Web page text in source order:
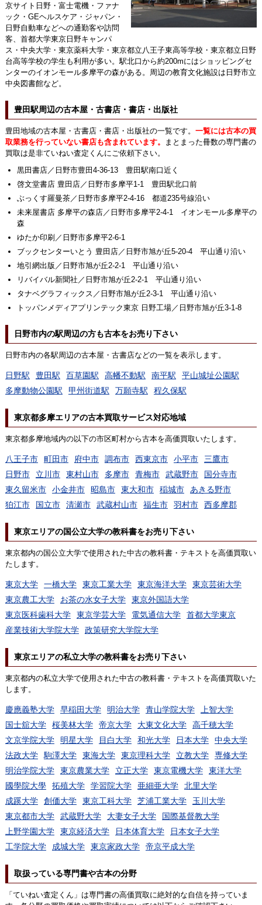
京サイト日野・富士電機・ファナ
ック・GEヘルスケア・ジャパン・
日野自動車などへの通勤客や訪問
客、首都大学東京日野キャンパ
ス・中央大学・東京薬科大学・東京都立八王子東高等学校・東京都立日野
台高等学校の学生も利用が多い。駅北口から約200mにはショッピングセ
ンターのイオンモール多摩平の森がある。周辺の教育文化施設は日野市立
中央図書館など。
豊田駅周辺の古本屋・古書店・書店・出版社
豊田地域の古本屋・古書店・書店・出版社の一覧です。 一覧には古本の買
取業務を行っていない書店も含まれています。
まとまった冊数の専門書の
買取は是非ていねい査定くんにご依頼下さい。
黒田書店／日野市豊田4-36-13 豊田駅南口近く
啓文堂書店 豊田店／日野市多摩平1-1 豊田駅北口前
ぶっくす羅曼茶／日野市多摩平2-4-16 都道235号線沿い
未来屋書店 多摩平の森店／日野市多摩平2-4-1 イオンモール多摩平の
森
ゆたか印刷／日野市多摩平2-6-1
ブックセンターいとう 豊田店／日野市旭が丘5-20-4 平山通り沿い
地引網出版／日野市旭が丘2-2-1 平山通り沿い
リバイバル新聞社／日野市旭が丘2-2-1 平山通り沿い
タナベグラフィックス／日野市旭が丘2-3-1 平山通り沿い
トッパンメディアプリンテック東京 日野工場／日野市旭が丘3-1-8
日野市内の駅周辺の方も古本をお売り下さい
日野市内の各駅周辺の古本屋・古書店などの一覧を表示します。
日野駅 豊田駅 百草園駅 高幡不動駅 南平駅
平山城址公園駅
多摩動物公園駅
甲州街道駅 万願寺駅 程久保駅
東京都多摩エリアの古本買取サービス対応地域
東京都多摩地域内の以下の市区町村から古本を高価買取いたします。
八王子市 町田市 府中市 調布市 西東京市 小平市
三鷹市
日野市
立川市 東村山市 多摩市 青梅市 武蔵野市
国分寺市
東久留米市
小金井市 昭島市 東大和市 稲城市
あきる野市
狛江市
国立市 清瀬市 武蔵村山市 福生市 羽村市 西多摩郡
東京エリアの国公立大学の教科書をお売り下さい
東京都内の国公立大学で使用された中古の教科書・テキストを高価買取い
たします。
東京大学 一橋大学 東京工業大学 東京海洋大学
東京芸術大学
東京農工大学
お茶の水女子大学
東京外国語大学
東京医科歯科大学
東京学芸大学 電気通信大学
首都大学東京
産業技術大学院大学
政策研究大学院大学
東京エリアの私立大学の教科書をお売り下さい
東京都内の私立大学で使用された中古の教科書・テキストを高価買取いた
します。
慶應義塾大学 早稲田大学 明治大学 青山学院大学
上智大学
国士舘大学
桜美林大学 帝京大学 大東文化大学
高千穂大学
文京学院大学
明星大学 目白大学 和光大学 日本大学
中央大学
法政大学
駒澤大学 東海大学 東京理科大学 立教大学
専修大学
明治学院大学
東京農業大学 立正大学 東京電機大学
東洋大学
國學院大學
拓殖大学 学習院大学 亜細亜大学
北里大学
成蹊大学
創価大学 東京工科大学 芝浦工業大学
玉川大学
東京都市大学
武蔵野大学 大妻女子大学
国際基督教大学
上野学園大学
東京経済大学 日本体育大学
日本女子大学
工学院大学
成城大学 東京家政大学 帝京平成大学
取扱っている専門書や古本の分野
「ていねい査定くん」は専門書の高価買取に絶対的な自信を持っていま